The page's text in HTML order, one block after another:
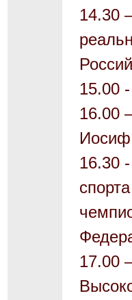
14.30
15.00
16.00
Иосиф
16.30
17.00